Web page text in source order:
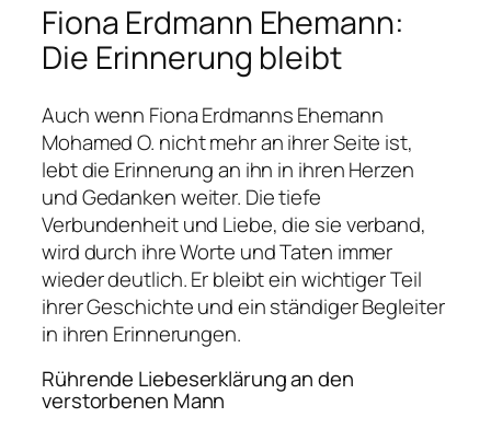
Fiona Erdmann Ehemann:
Die Erinnerung bleibt
Auch wenn Fiona Erdmanns Ehemann
Mohamed O. nicht mehr an ihrer Seite ist,
lebt die Erinnerung an ihn in ihren Herzen
und Gedanken weiter. Die tiefe
Verbundenheit und Liebe, die sie verband,
wird durch ihre Worte und Taten immer
wieder deutlich. Er bleibt ein wichtiger Teil
ihrer Geschichte und ein ständiger Begleiter
in ihren Erinnerungen.
Rührende Liebeserklärung an den
verstorbenen Mann